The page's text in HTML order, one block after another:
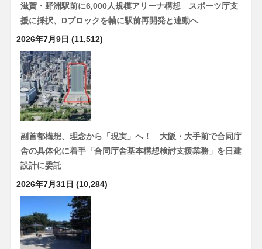
滋賀・野洲駅前に6,000人規模アリーナ構想 スポーツ庁支
援に採択、Dブロックを軸に駅前再開発と連動へ
2026年7月9日 (11,512)
副首都構想、理念から「現実」へ！ 大阪・大手前で合同庁
舎の具体化に着手「合同庁舎基本構想検討支援業務」を日建
設計に委託
2026年7月31日 (10,284)